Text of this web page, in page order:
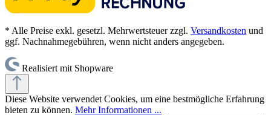
* Alle Preise exkl. gesetzl. Mehrwertsteuer zzgl. Versandkosten und
ggf. Nachnahmegebühren, wenn nicht anders angegeben.
Realisiert mit Shopware
Diese Website verwendet Cookies, um eine bestmögliche Erfahrung
bieten zu können. Mehr Informationen ...